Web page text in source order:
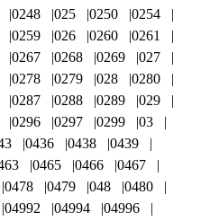
0248 025 0250
0254
0259 026 0260
0261
0267 0268 0269
027
0278 0279 028
0280
0287 0288 0289
029
0296 0297 0299
03
0436 0438
0439
0465 0466
0467
0478 0479 048
0480
04992 04994
04996